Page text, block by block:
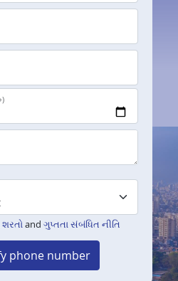
and ગુપ્તતા સંબંધિત નીતિ
phone number